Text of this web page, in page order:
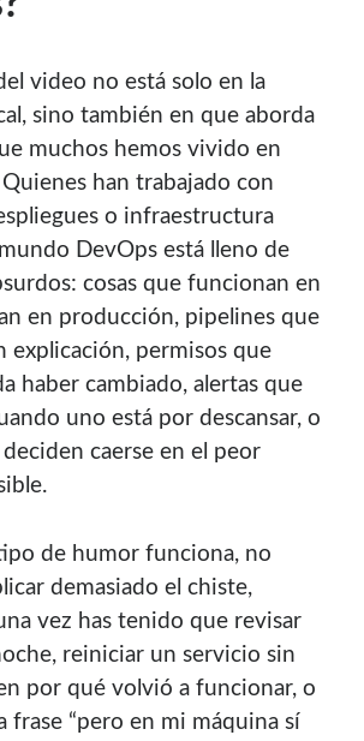
sitio.
de este sitio:
publicidad en tu propio blog o página
usar
Seeding UP , buen servicio para
video no está solo en la
sino también en que aborda
muchos hemos vivido en
han trabajado con
o infraestructura
DevOps está lleno de
cosas que funcionan en
en producción, pipelines que
explicación, permisos que
haber cambiado, alertas que
uno está por descansar, o
caerse en el peor
de humor funciona, no
demasiado el chiste,
vez has tenido que revisar
reiniciar un servicio sin
por qué volvió a funcionar, o
frase “pero en mi máquina sí